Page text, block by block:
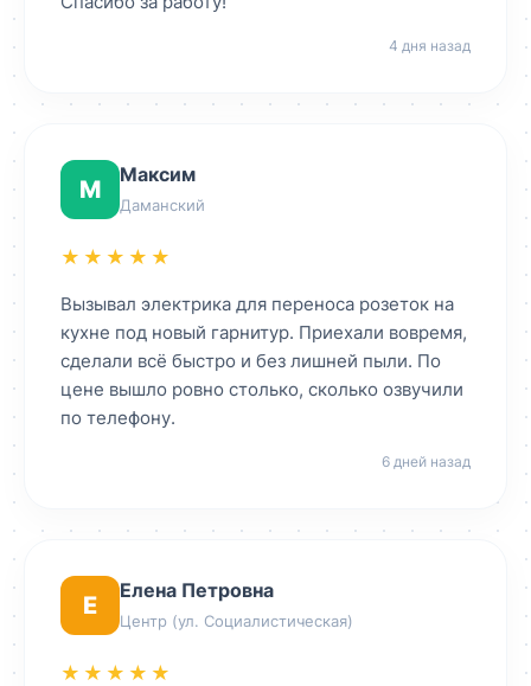
4 дня назад
М
Максим
Даманский
★★★★★
Вызывал электрика для переноса розеток на
кухне под новый гарнитур. Приехали вовремя,
сделали всё быстро и без лишней пыли. По
цене вышло ровно столько, сколько озвучили
по телефону.
6 дней назад
Е
Елена Петровна
Центр (ул. Социалистическая)
★★★★★